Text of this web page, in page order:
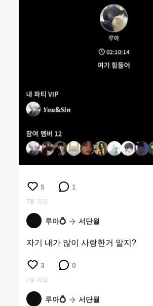
5 1
7월 31일
루아💍 서단월
자기 내가 많이 사랑한거 알지?
3 0
7월 30일
루아💍 서단월